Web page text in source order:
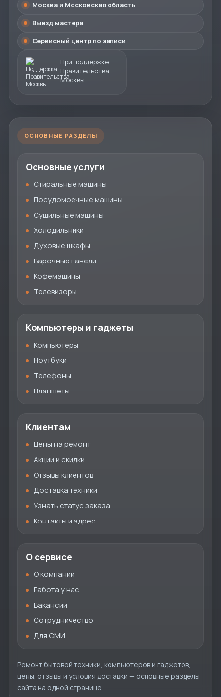
Москва и Московская область
Выезд мастера
Сервисный центр по записи
При поддержке
Правительства
Москвы
ОСНОВНЫЕ РАЗДЕЛЫ
Основные услуги
Стиральные машины
Посудомоечные машины
Сушильные машины
Холодильники
Духовые шкафы
Варочные панели
Кофемашины
Телевизоры
Компьютеры и гаджеты
Компьютеры
Ноутбуки
Телефоны
Планшеты
Клиентам
Цены на ремонт
Акции и скидки
Отзывы клиентов
Доставка техники
Узнать статус заказа
Контакты и адрес
О сервисе
О компании
Работа у нас
Вакансии
Сотрудничество
Для СМИ
Ремонт бытовой техники, компьютеров и гаджетов,
цены, отзывы и условия доставки — основные разделы
сайта на одной странице.